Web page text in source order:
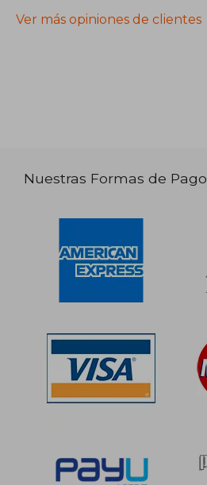
Ver más opiniones de clientes
Nuestras Formas de Pago